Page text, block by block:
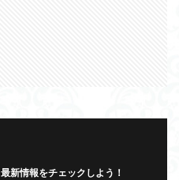
最新情報をチェックしよう！